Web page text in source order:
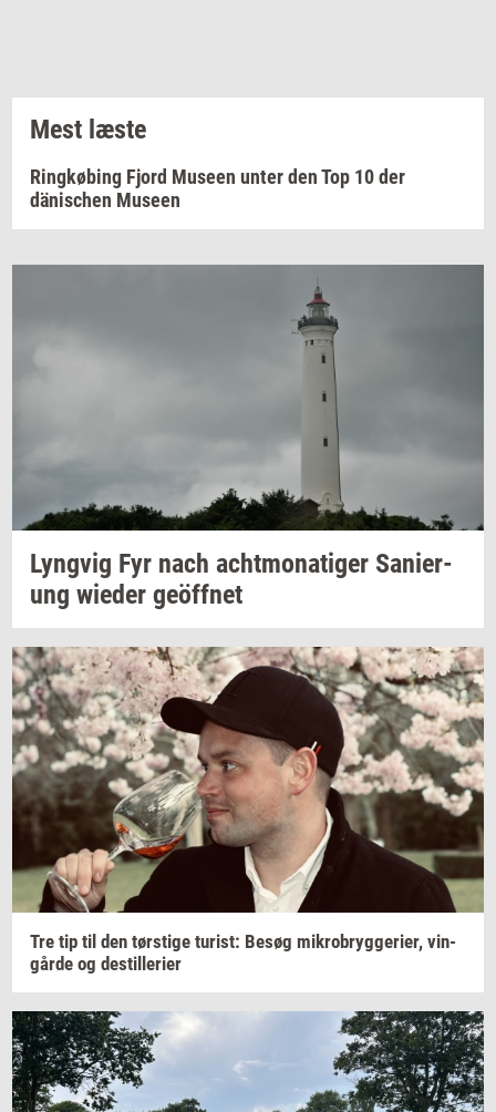
Mest læste
Ringkøbing Fjord Museen unter den Top 10 der
dänischen Museen
Lyng­vig Fyr nach ach­t­mo­na­ti­ger Sa­ni­er­
ung wie­der geöffnet
Tre tip til den tørsti­ge turist: Besøg mi­kro­bryg­ge­ri­er, vin­
går­de og destil­le­ri­er